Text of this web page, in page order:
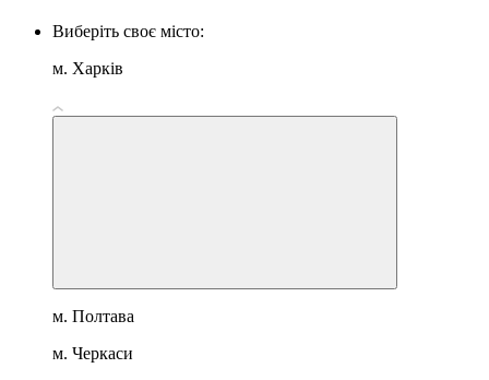
Виберіть своє місто:
м. Харків
м. Полтава
м. Черкаси